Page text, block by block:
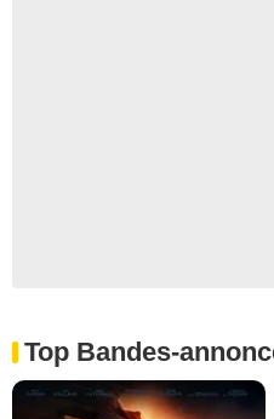
Top Bandes-